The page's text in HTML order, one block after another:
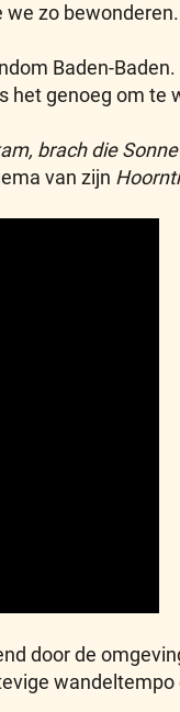
zo bewonderen.
Baden-
genoeg om te
brach die
van zijn
door de